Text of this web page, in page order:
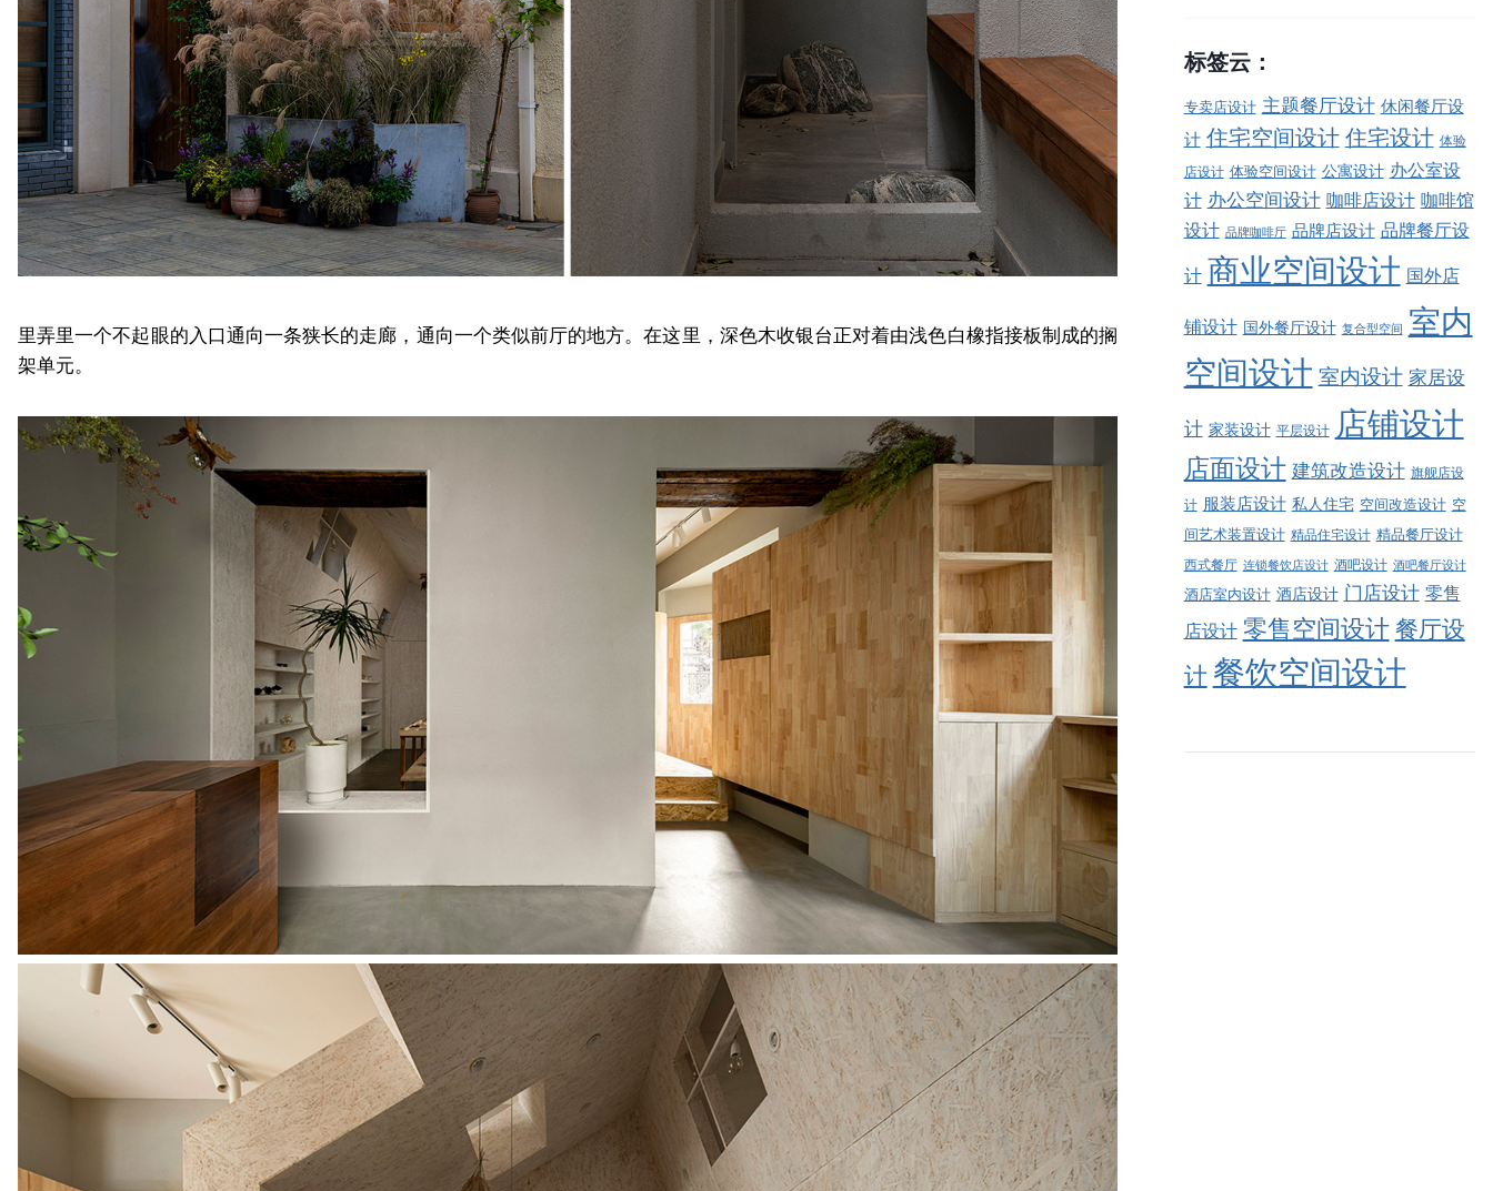
里弄里一个不起眼的入口通向一条狭长的走廊，通向一个类似前厅的地方。在这里，深色木收银台正对着由浅色白橡指接板制成的搁
架单元。
标签云：
专卖店设计 主题餐厅设计 休闲餐厅设
计 住宅空间设计 住宅设计 体验
店设计 体验空间设计 公寓设计 办公室设
计 办公空间设计 咖啡店设计 咖啡馆
设计 品牌咖啡厅 品牌店设计 品牌餐厅设
计 商业空间设计 国外店
铺设计 国外餐厅设计 复合型空间
室内
空间设计 室内设计 家居设
计 家装设计 平层设计 店铺设计
店面设计 建筑改造设计 旗舰店设
计 服装店设计 私人住宅 空间改造设计 空
间艺术装置设计 精品住宅设计 精品餐厅设计
西式餐厅 连锁餐饮店设计 酒吧设计 酒吧餐厅设计
酒店室内设计 酒店设计 门店设计 零售
店设计 零售空间设计 餐厅设
计 餐饮空间设计